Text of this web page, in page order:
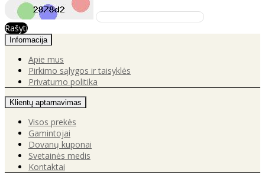
Rašyti
Informacija
Apie mus
Pirkimo sąlygos ir taisyklės
Privatumo politika
Klientų aptarnavimas
Visos prekės
Gamintojai
Dovanų kuponai
Svetainės medis
Kontaktai